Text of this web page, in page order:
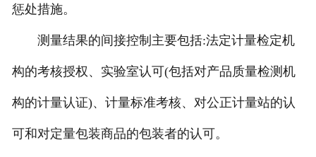
惩处措施。
测量结果的间接控制主要包括:法定计量检定机
构的考核授权、实验室认可(包括对产品质量检测机
构的计量认证)、计量标准考核、对公正计量站的认
可和对定量包装商品的包装者的认可。